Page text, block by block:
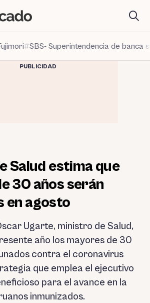
SBS- Superintendencia de banca
PUBLICIDAD
Salud estima que
30 años serán
en agosto
Ugarte, ministro de Salud,
año los mayores de 30
contra el coronavirus
que emplea el ejecutivo
para el avance en la
inmunizados.